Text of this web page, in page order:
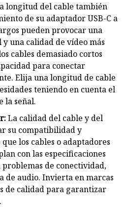
longitud del cable también
de su adaptador USB-C a
pueden provocar una
una calidad de vídeo más
cables demasiado cortos
para conectar
Elija una longitud de cable
teniendo en cuenta el
la señal.
La calidad del cable y del
su compatibilidad y
los cables o adaptadores
con las especificaciones
de conectividad,
de audio. Invierta en marcas
de calidad para garantizar